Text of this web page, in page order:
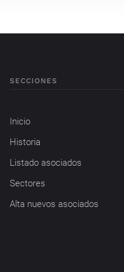
SECCIONES
Inicio
Historia
Listado asociados
Sectores
Alta nuevos asociados